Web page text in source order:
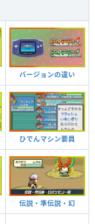
バージョンの違い
ひでんマシン要員
伝説・準伝説・幻